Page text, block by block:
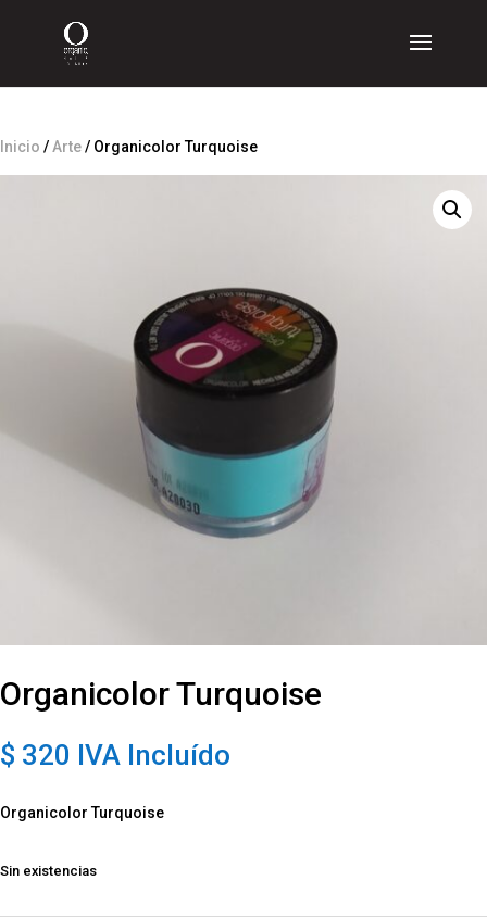
Inicio / Arte/ Organicolor Turquoise
Organicolor Turquoise
$ 320 IVA Incluído
Organicolor Turquoise
Sin existencias